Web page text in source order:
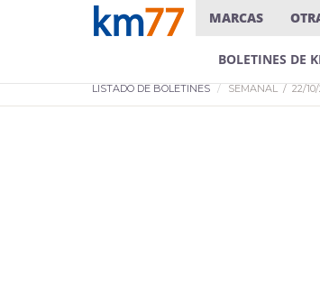
MARCAS
BOLETINES DE
LISTADO DE BOLETINES SEMANAL / 22/10/